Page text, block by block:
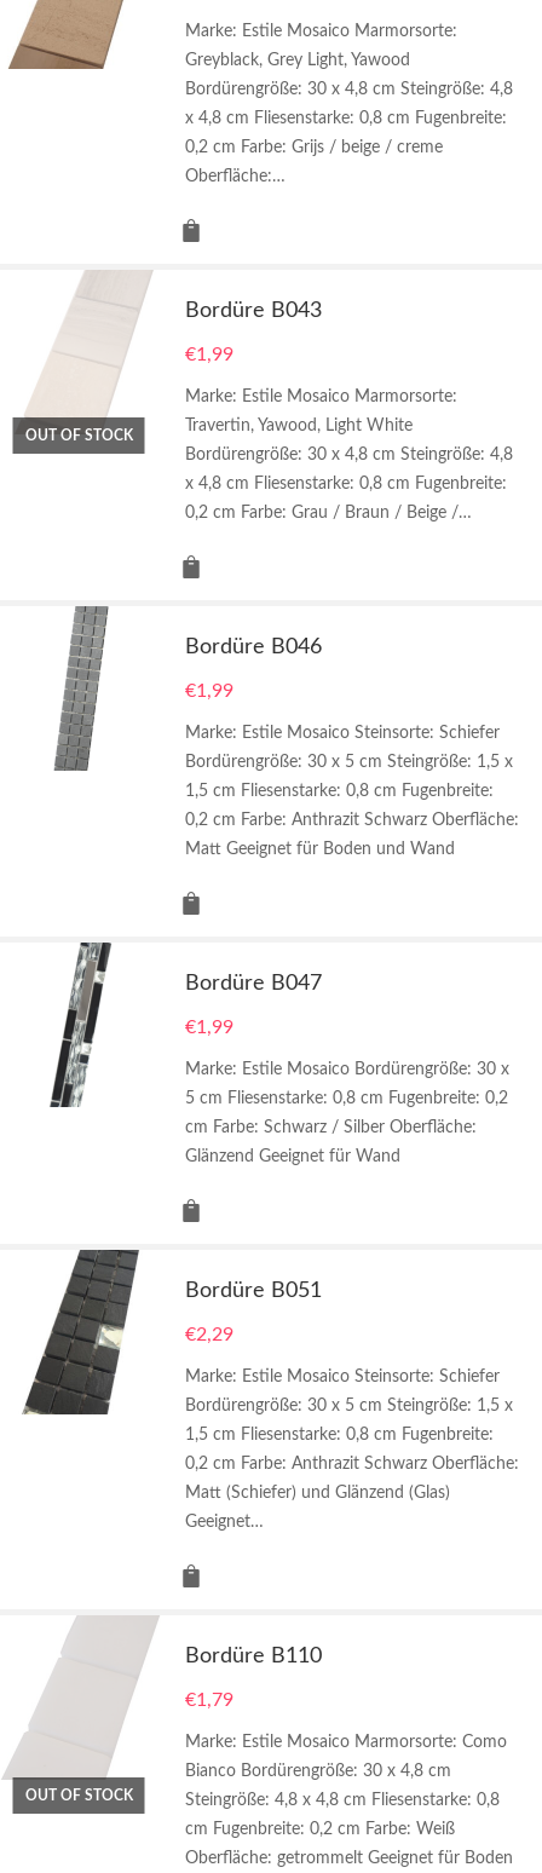
Marke: Estile Mosaico Marmorsorte:
Greyblack, Grey Light, Yawood
Bordürengröße: 30 x 4,8 cm Steingröße: 4,8
x 4,8 cm Fliesenstarke: 0,8 cm Fugenbreite:
0,2 cm Farbe: Grijs / beige / creme
Oberfläche:…
OUT OF STOCK
Bordüre B043
€1,99
Marke: Estile Mosaico Marmorsorte:
Travertin, Yawood, Light White
Bordürengröße: 30 x 4,8 cm Steingröße: 4,8
x 4,8 cm Fliesenstarke: 0,8 cm Fugenbreite:
0,2 cm Farbe: Grau / Braun / Beige /…
Bordüre B046
€1,99
Marke: Estile Mosaico Steinsorte: Schiefer
Bordürengröße: 30 x 5 cm Steingröße: 1,5 x
1,5 cm Fliesenstarke: 0,8 cm Fugenbreite:
0,2 cm Farbe: Anthrazit Schwarz Oberfläche:
Matt Geeignet für Boden und Wand
Bordüre B047
€1,99
Marke: Estile Mosaico Bordürengröße: 30 x
5 cm Fliesenstarke: 0,8 cm Fugenbreite: 0,2
cm Farbe: Schwarz / Silber Oberfläche:
Glänzend Geeignet für Wand
Bordüre B051
€2,29
Marke: Estile Mosaico Steinsorte: Schiefer
Bordürengröße: 30 x 5 cm Steingröße: 1,5 x
1,5 cm Fliesenstarke: 0,8 cm Fugenbreite:
0,2 cm Farbe: Anthrazit Schwarz Oberfläche:
Matt (Schiefer) und Glänzend (Glas)
Geeignet…
OUT OF STOCK
Bordüre B110
€1,79
Marke: Estile Mosaico Marmorsorte: Como
Bianco Bordürengröße: 30 x 4,8 cm
Steingröße: 4,8 x 4,8 cm Fliesenstarke: 0,8
cm Fugenbreite: 0,2 cm Farbe: Weiß
Oberfläche: getrommelt Geeignet für Boden